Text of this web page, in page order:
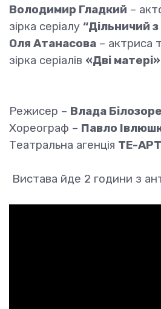
Володимир Гладкий –
зірка серіалу “Дільничий
Оля Атанасова – актриса
зірка серіалів «Дві матері»
Режисер – Влада
Хореограф – Павло
Театральна агенція ТЕ-АРТ
Вистава йде 2 години з